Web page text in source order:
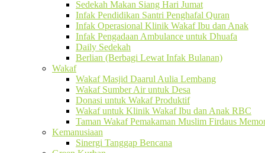
Sedekah Makan Siang Hari Jumat
Infak Pendidikan Santri Penghafal Quran
Infak Operasional Klinik Wakaf Ibu dan Anak
Infak Pengadaan Ambulance untuk Dhuafa
Daily Sedekah
Berlian (Berbagi Lewat Infak Bulanan)
Wakaf
Wakaf Masjid Daarul Aulia Lembang
Wakaf Sumber Air untuk Desa
Donasi untuk Wakaf Produktif
Wakaf untuk Klinik Wakaf Ibu dan Anak RBC
Taman Wakaf Pemakaman Muslim Firdaus
Kemanusiaan
Sinergi Tanggap Bencana